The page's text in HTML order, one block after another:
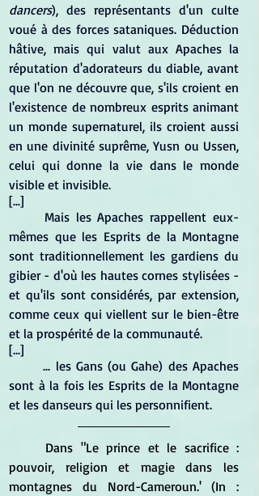
dancers), des représentants d'un culte
voué à des forces sataniques. Déduction
hâtive, mais qui valut aux Apaches la
réputation d'adorateurs du diable, avant
que l'on ne découvre que, s'ils croient en
l'existence de nombreux esprits animant
un monde supernaturel, ils croient aussi
en une divinité suprême, Yusn ou Ussen,
celui qui donne la vie dans le monde
visible et invisible.
[...]
mêmes que les Esprits de la Montagne
sont traditionnellement les gardiens du
gibier - d'où les hautes cornes stylisées -
et qu'ils sont considérés, par extension,
comme ceux qui viellent sur le bien-être
et la prospérité de la communauté.
	... les Gans (ou Gahe) des Apaches
sont à la fois les Esprits de la Montagne
et les danseurs qui les personnifient.
pouvoir, religion et magie dans les